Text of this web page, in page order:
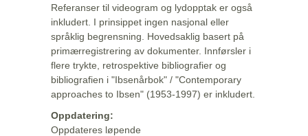
Referanser til videogram og lydopptak er også
inkludert. I prinsippet ingen nasjonal eller
språklig begrensning. Hovedsaklig basert på
primærregistrering av dokumenter. Innførsler i
flere trykte, retrospektive bibliografier og
bibliografien i "Ibsenårbok" / "Contemporary
approaches to Ibsen" (1953-1997) er inkludert.
Oppdatering:
Oppdateres løpende